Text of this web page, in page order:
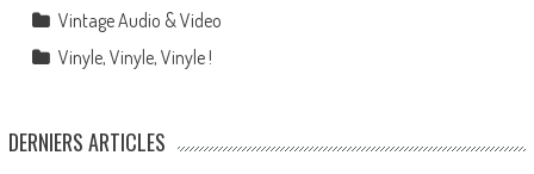
Vintage Audio & Video
Vinyle, Vinyle, Vinyle !
DERNIERS ARTICLES